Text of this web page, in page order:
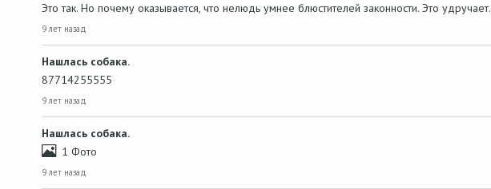
Это так. Но почему оказывается, что нелюдь умнее блюстителей законности. Это удручает.
9 лет назад
Нашлась собака.
87714255555
9 лет назад
Нашлась собака.
1 Фото
9 лет назад